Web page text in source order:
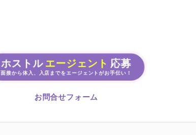
ホストル エージェント 応募
面接から体入、入店までをエージェントがお手伝い！
お問合せフォーム